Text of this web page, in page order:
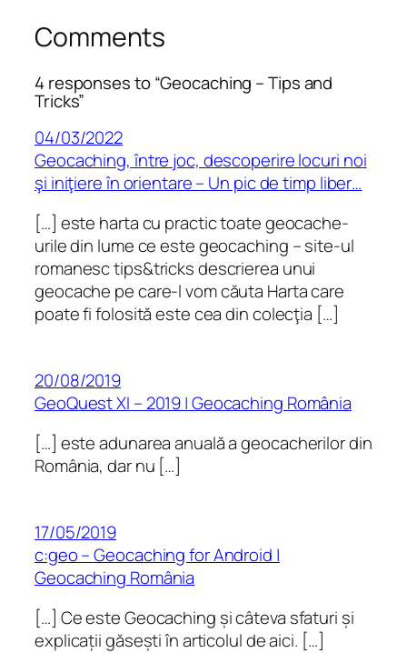
Comments
4 responses to “Geocaching – Tips and
Tricks”
04/03/2022
Geocaching, între joc, descoperire locuri noi
şi iniţiere în orientare – Un pic de timp liber…
[…] este harta cu practic toate geocache-
urile din lume ce este geocaching – site-ul
romanesc tips&tricks descrierea unui
geocache pe care-l vom căuta Harta care
poate fi folosită este cea din colecţia […]
20/08/2019
GeoQuest XI – 2019 | Geocaching România
[…] este adunarea anuală a geocacherilor din
România, dar nu […]
17/05/2019
c:geo – Geocaching for Android |
Geocaching România
[…] Ce este Geocaching și câteva sfaturi și
explicații găsești în articolul de aici. […]